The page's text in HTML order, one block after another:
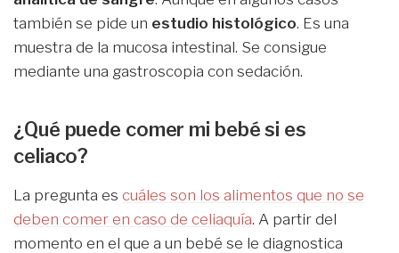
también se pide un estudio histológico. Es una
muestra de la mucosa intestinal. Se consigue
mediante una gastroscopia con sedación.
¿Qué puede comer mi bebé si es
celiaco?
La pregunta es cuáles son los alimentos que no se
deben comer en caso de celiaquía. A partir del
momento en el que a un bebé se le diagnostica